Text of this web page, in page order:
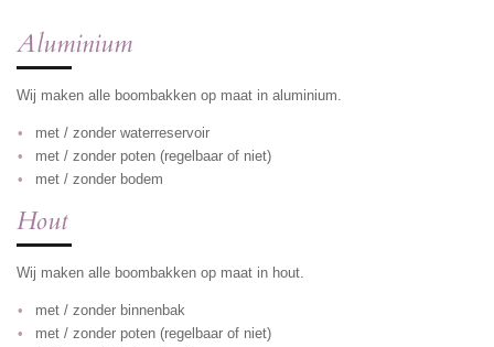
Aluminium
Wij maken alle boombakken op maat in aluminium.
met / zonder waterreservoir
met / zonder poten (regelbaar of niet)
met / zonder bodem
Hout
Wij maken alle boombakken op maat in hout.
met / zonder binnenbak
met / zonder poten (regelbaar of niet)